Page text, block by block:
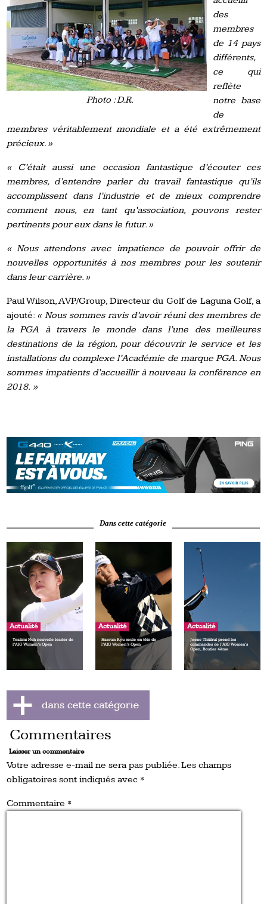
Photo : D.R.
des
membres
de 14 pays
différents,
ce qui
reflète
notre base
de
membres véritablement mondiale et a été extrêmement
précieux. »
« C’était aussi une occasion fantastique d’écouter ces
membres, d’entendre parler du travail fantastique qu’ils
accomplissent dans l’industrie et de mieux comprendre
comment nous, en tant qu’association, pouvons rester
pertinents pour eux dans le futur. »
« Nous attendons avec impatience de pouvoir offrir de
nouvelles opportunités à nos membres pour les soutenir
dans leur carrière. »
Paul Wilson, AVP/Group, Directeur du Golf de Laguna Golf, a
ajouté: «Nous sommes ravis d’avoir réuni des membres de
la PGA à travers le monde dans l’une des meilleures
destinations de la région, pour découvrir le service et les
installations du complexe l’Académie de marque PGA. Nous
sommes impatients d’accueillir à nouveau la conférence en
2018. »
Dans cette catégorie
Actualité
Yealimi Noh nouvelle leader de
l’AIG Women’s Open
Actualité
Haeran Ryu seule en tête de
l’AIG Women’s Open
Actualité
Jeeno Thitikul prend les
commandes de l’AIG Women’s
Open, Boutier 4ème
Commentaires
Laisser un commentaire
Votre adresse e-mail ne sera pas publiée.Les champs
obligatoires sont indiqués avec *
Commentaire *